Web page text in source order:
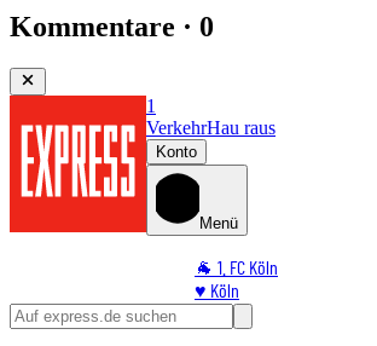
Kommentare · 0
1
VerkehrHau raus
Konto
Menü
🐐 1. FC Köln
♥️ Köln
⭐ Promi